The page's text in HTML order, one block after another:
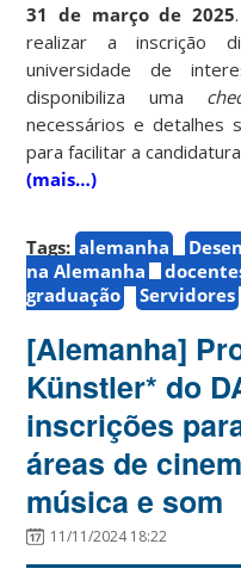
31 de março de 2025
realizar a inscrição
universidade de
disponibiliza uma
necessários e detalhes
para facilitar a
(mais…)
Tags: alemanha
na Alemanha
graduação
Servidores
[Alemanha]
Künstler* do
inscrições
áreas de
música e som
11/11/2024 18:22